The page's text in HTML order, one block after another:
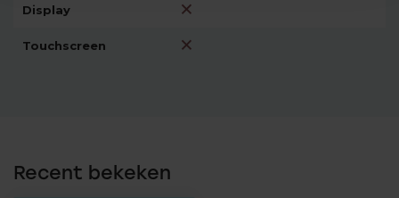
Display
Touchscreen
Recent bekeken